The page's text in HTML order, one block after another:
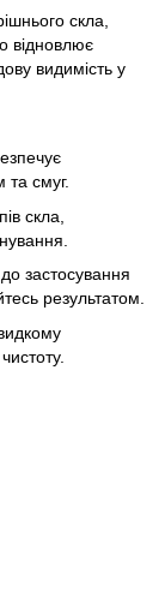
скла,
відновлює
видимість у
та смуг.
скла,
застосування
результатом.